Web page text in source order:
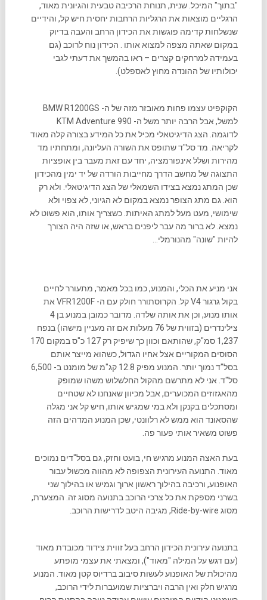
"בתוך" המיכל. שנית, תנוחת הרכיבה טבעית והגיונית מאוד,
הרגליים מוצאות את הרגליות הרחבות יחסית חיש קל, והידיים
שנשלחות קדימה פוגשות את הכידון הרחב והעבה בדיוק
במקום שאתה מצפה למצוא אותו . הכידון נוח לרוכב (גם
בעמידה למרחקים קצרים – ראו בהמשך את דעתי לגבי
יכולותיו של ההונדה מחוץ לאספלט).
הקוקפיט עצמו פחות מאובזר מזה של ה- BMW R1200GS
למשל, אבל הרבה יותר משל ה- KTM Adventure 990
לדוגמה. הצג הדיגיטאלי מכיל את כל המידע בצורה קלה מאוד
לקריאה. מד סל"ד שתופס את השורה העליונה, ומתחתיו מד
מהירות ושלל אינפורמציה, יחד עם זאת מעבר בין אופציות
התצוגה של מחשב הדרך מחייבות הורדה של יד ימין מהכידון
שכן המתג נמצא בצידו השמאלי של הצג הדיגיטאלי. ולא רק
הוא. גם מתג הצופר נמצא במקום לא הגיוני, לא צפוי ולא
שימושי, מעט מעל למתג האיתות. כשצריך אותו, הוא פשוט לא
נמצא. לא ברור מה עבר ליפנים בראש, או שזה היה הצורך
להיות "שונה" מהנורמלי…
אני מניע את הכלי, והמנוע, כמו בכל מאמר, מתעורר לחיים
בקול גרגור V4 קל. הקרוסתורר חולק עם ה- VFR1200F את
אותו מנוע, וכן את אותה שלדה. מדובר כמובן במנוע בן 4
צילינדרים (בזווית של 76 מעלות אם זה מעניין מישהו) בנפח
1,237 סמ"ק, שהותאם וכוון כך שיפיק רק 127 כ"ס במקום 170
הסוסים המקוריים אצל אחיו הגדול, כשהוא מייצר אותם
בסל"ד נמוך יותר. המנוע מפיק 12.8 קג"מ של מומנט ב- 6,500
סל"ד. אני לא מתרשם מהקול החלשלוש משהו שמופק
מהאגזוזים המכוערים, אבל מכיוון שאנחנו לא שטחיים
ומסתכלים בקנקן ולא במי שמגיש אותו, חיש קל אני מגלה
שהסאונד הוא ממש לא רלוונטי, שכן המנוע המדהים הזה
פשוט משאיר אותי פעור פה.
בעת האצה המנוע מרגיש חי, בועט וחזק, גם בסל"דים נמוכים
מאוד. התנועה העירונית הצפופה לא מהווה מכשול עבור
האופנוע, ורכיבה בהילוך ראשון ארוך וגמיש או בהילוך שני
בשרני מספקת את כל צרכי הרוכב בתנועה מסוג זה. המצערת,
מסוג Ride-by-wire, מגיבה היטב לדרישות הרוכב.
בתנועה עירונית הכידון הרחב בעל זווית צידוד מכובדת מאוד
(עם דגש על המילה "מאוד"), ומצאתי את עצמי מופתע
מהיכולת של האופנוע לעשות סיבוב ברדיוס קטן מאוד. המנוע
מרגיש חלק ואין הרבה ויברציות שמועברות לידי הרוכב,